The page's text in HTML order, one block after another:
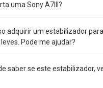
uma Sony A7III?
adquirir um estabilizador
Pode me ajudar?
saber se este estabilizador,